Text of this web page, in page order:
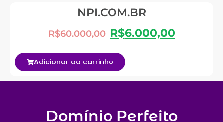
NPI.COM.BR
R$60.000,00 R$6.000,00
Adicionar ao carrinho
Domínio Perfeito